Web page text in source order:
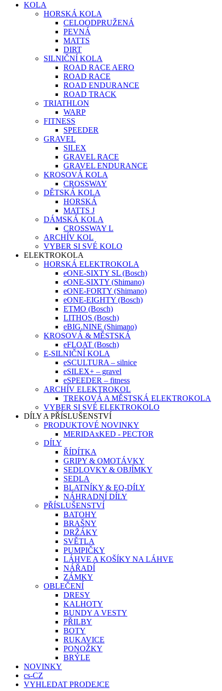
KOLA
HORSKÁ KOLA
CELOODPRUŽENÁ
PEVNÁ
MATTS
DIRT
SILNIČNÍ KOLA
ROAD RACE AERO
ROAD RACE
ROAD ENDURANCE
ROAD TRACK
TRIATHLON
WARP
FITNESS
SPEEDER
GRAVEL
SILEX
GRAVEL RACE
GRAVEL ENDURANCE
KROSOVÁ KOLA
CROSSWAY
DĚTSKÁ KOLA
HORSKÁ
MATTS J
DÁMSKÁ KOLA
CROSSWAY L
ARCHÍV KOL
VYBER SI SVÉ KOLO
ELEKTROKOLA
HORSKÁ ELEKTROKOLA
eONE-SIXTY SL (Bosch)
eONE-SIXTY (Shimano)
eONE-FORTY (Shimano)
eONE-EIGHTY (Bosch)
ETMO (Bosch)
LITHOS (Bosch)
eBIG.NINE (Shimano)
KROSOVÁ & MĚSTSKÁ
eFLOAT (Bosch)
E-SILNIČNÍ KOLA
eSCULTURA – silnice
eSILEX+ – gravel
eSPEEDER – fitness
ARCHÍV ELEKTROKOL
TREKOVÁ A MĚSTSKÁ ELEKTROKOLA
VYBER SI SVÉ ELEKTROKOLO
DÍLY A PŘÍSLUŠENSTVÍ
PRODUKTOVÉ NOVINKY
MERIDAxKED - PECTOR
DÍLY
ŘÍDÍTKA
GRIPY & OMOTÁVKY
SEDLOVKY & OBJÍMKY
SEDLA
BLATNÍKY & EQ-DÍLY
NÁHRADNÍ DÍLY
PŘÍSLUŠENSTVÍ
BATOHY
BRAŠNY
DRŽÁKY
SVĚTLA
PUMPIČKY
LÁHVE A KOŠÍKY NA LÁHVE
NÁŘADÍ
ZÁMKY
OBLEČENÍ
DRESY
KALHOTY
BUNDY A VESTY
PŘILBY
BOTY
RUKAVICE
PONOŽKY
BRÝLE
NOVINKY
cs-CZ
VYHLEDAT PRODEJCE